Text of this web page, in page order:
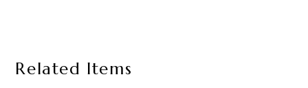
Related Items